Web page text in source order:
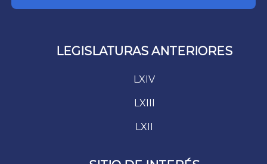
LEGISLATURAS ANTERIORES
LXIV
LXIII
LXII